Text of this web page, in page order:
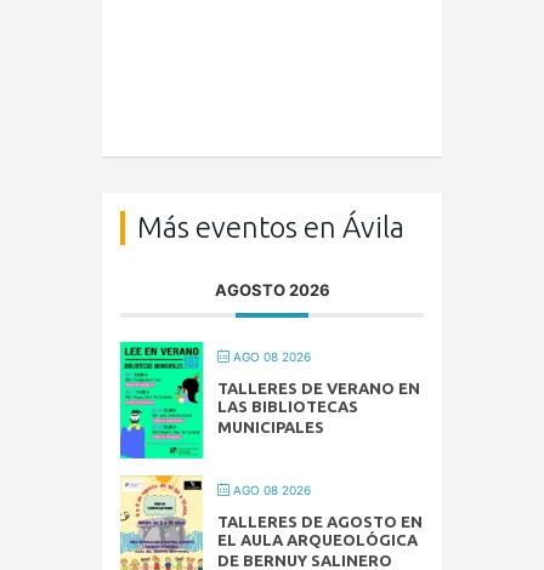
Más eventos en Ávila
AGOSTO 2026
AGO 08 2026
TALLERES DE VERANO EN
LAS BIBLIOTECAS
MUNICIPALES
AGO 08 2026
TALLERES DE AGOSTO EN
EL AULA ARQUEOLÓGICA
DE BERNUY SALINERO